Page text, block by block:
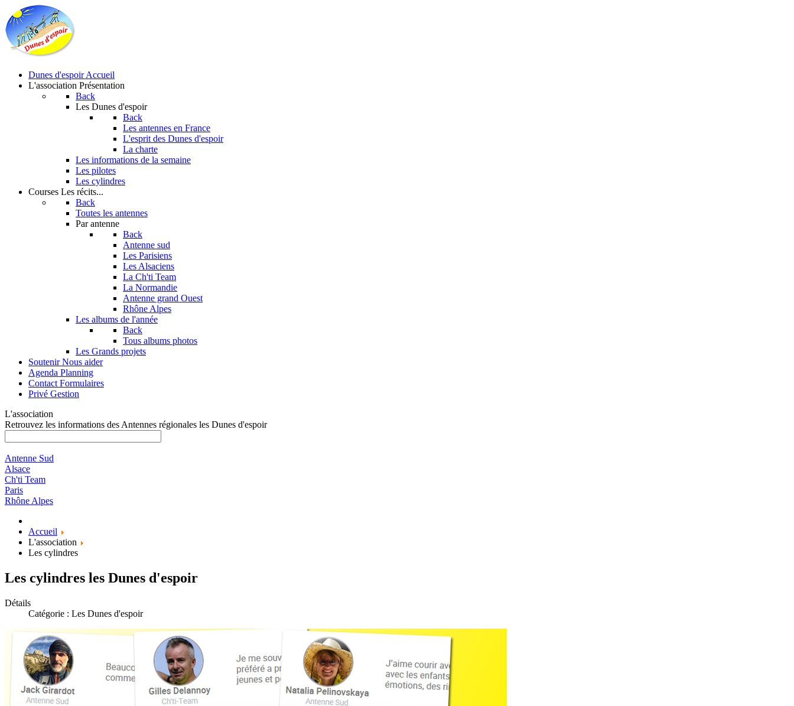
Dunes d'espoir Accueil
L'association Présentation
Back
Les Dunes d'espoir
Back
Les antennes en France
L'esprit des Dunes d'espoir
La charte
Les informations de la semaine
Les pilotes
Les cylindres
Courses Les récits...
Back
Toutes les antennes
Par antenne
Back
Antenne sud
Les Parisiens
Les Alsaciens
La Ch'ti Team
La Normandie
Antenne grand Ouest
Rhône Alpes
Les albums de l'année
Back
Tous albums photos
Les Grands projets
Soutenir Nous aider
Agenda Planning
Contact Formulaires
Privé Gestion
L'association
Retrouvez les informations des Antennes régionales les Dunes d'espoir
Antenne Sud
Alsace
Ch'ti Team
Paris
Rhône Alpes
Accueil
L'association
Les cylindres
Les cylindres les Dunes d'espoir
Détails
Catégorie : Les Dunes d'espoir